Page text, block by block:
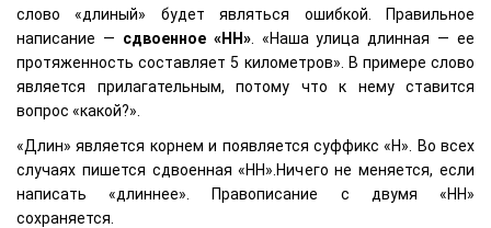
слово «длиный» будет являться ошибкой. Правильное
написание — сдвоенное «НН». «Наша улица длинная — ее
протяженность составляет 5 километров». В примере слово
является прилагательным, потому что к нему ставится
вопрос «какой?».
«Длин» является корнем и появляется суффикс «Н». Во всех
случаях пишется сдвоенная «НН».Ничего не меняется, если
написать «длиннее». Правописание с двумя «НН»
сохраняется.